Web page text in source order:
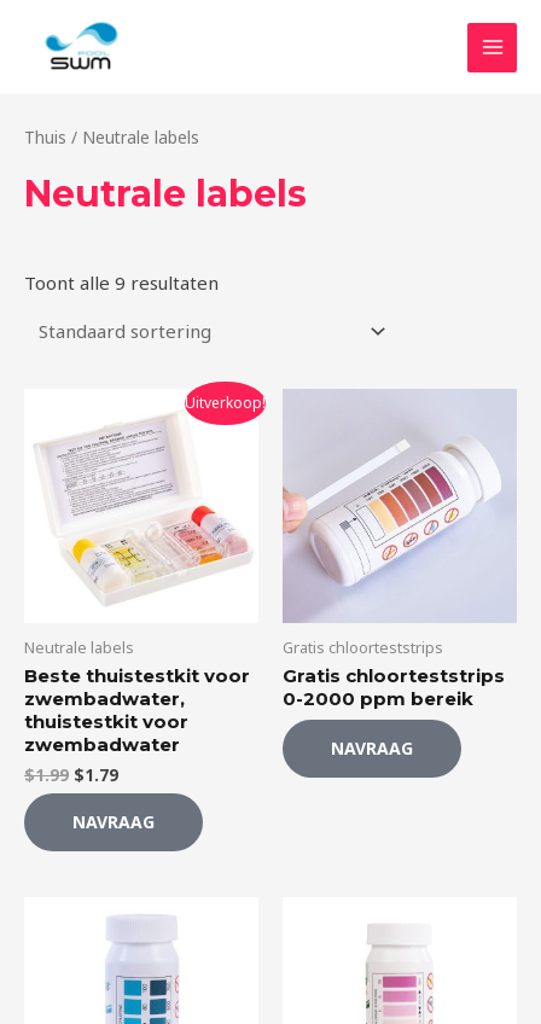
Thuis / Neutrale labels
Neutrale labels
Toont alle 9 resultaten
Uitverkoop!
Neutrale labels
Beste thuistestkit voor
zwembadwater,
thuistestkit voor
zwembadwater
$1.99
Oorspronkelijke
was:
$1.99.
$1.79
prijs
is:
$1.79.
NAVRAAG
Gratis chloorteststrips
Gratis chloorteststrips
0-2000 ppm bereik
NAVRAAG